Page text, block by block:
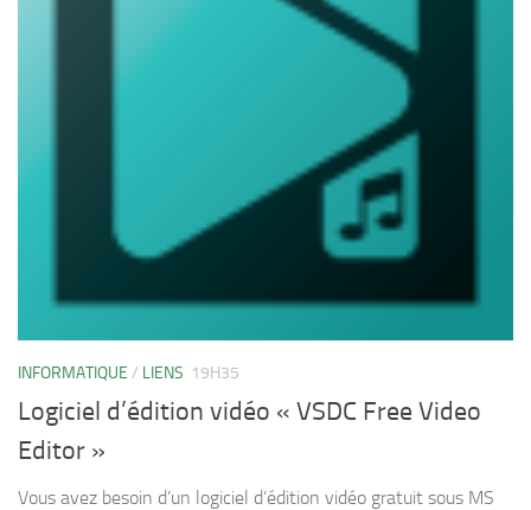
INFORMATIQUE / LIENS 19H35
Logiciel d’édition vidéo « VSDC Free Video
Editor »
Vous avez besoin d’un logiciel d’édition vidéo gratuit sous MS